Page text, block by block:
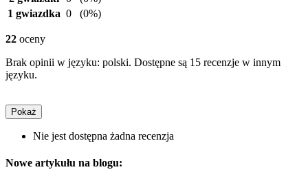
1 gwiazdka 0 (0%)
22 oceny
Brak opinii w języku: polski. Dostępne są 15 recenzje w innym
języku.
Pokaż
Nie jest dostępna żadna recenzja
Nowe artykułu na blogu: